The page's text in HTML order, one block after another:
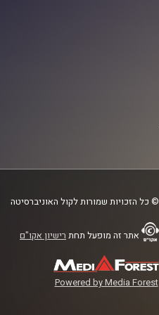
© כל הזכויות שמורות לקול האוניברסיטה
אתר זה מופעל תחת רישיון אקו"ם
Powered by Media Forest